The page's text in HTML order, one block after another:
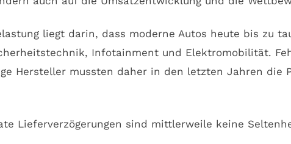
liegt darin, dass moderne Autos heute bis zu
Infotainment und Elektromobilität.
Hersteller mussten daher in den letzten Jahren die
Lieferverzögerungen sind mittlerweile keine